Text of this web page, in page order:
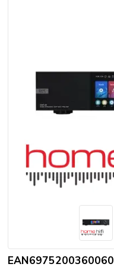
EAN6975200360060